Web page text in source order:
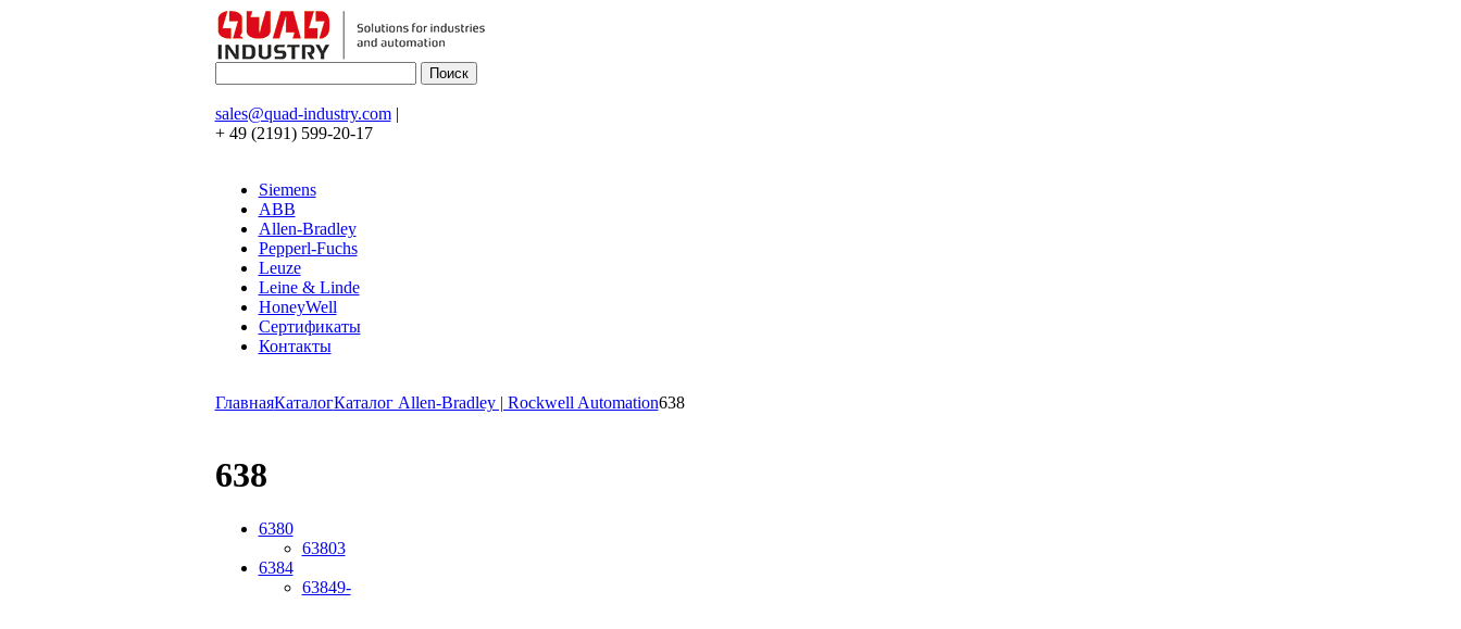
sales@quad-industry.com|
+ 49 (2191) 599-20-17
Siemens
ABB
Allen-Bradley
Pepperl-Fuchs
Leuze
Leine & Linde
HoneyWell
Сертификаты
Контакты
ГлавнаяКаталогКаталог Allen-Bradley | Rockwell Automation638
638
6380
63803
6384
63849-